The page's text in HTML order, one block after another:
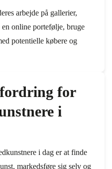
arbejde på gallerier,
en online portefølje, bruge
potentielle købere og
for
i
i dag er at finde
markedsføre sig selv og